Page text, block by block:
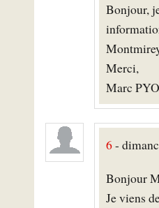
Bonjour,
Merci,
Marc
6-
Bonjour
Je viens